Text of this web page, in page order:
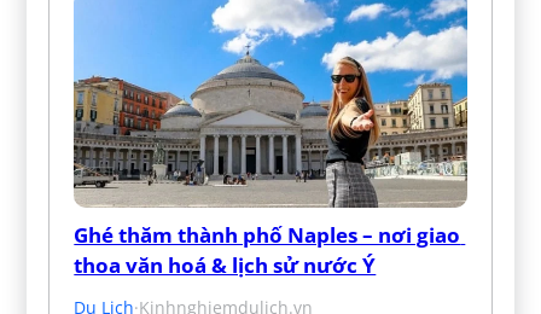
Ghé thăm thành phố Naples – nơi giao
thoa văn hoá & lịch sử nước Ý
Du Lịch·Kinhnghiemdulich.vn